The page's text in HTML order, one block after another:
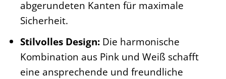
abgerundeten Kanten für maximale
Sicherheit.
Stilvolles Design: Die harmonische
Kombination aus Pink und Weiß schafft
eine ansprechende und freundliche